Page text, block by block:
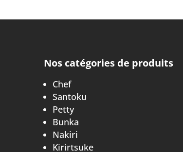
Nos catégories de produits
Chef
Santoku
Petty
Bunka
Nakiri
Kirirtsuke